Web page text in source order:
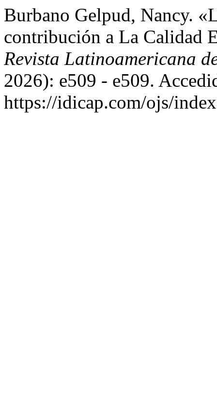
Burbano Gelpud, Nancy.
contribución a La Calidad
Revista Latinoamericana
2026): e509 - e509.
https://idicap.com/ojs/